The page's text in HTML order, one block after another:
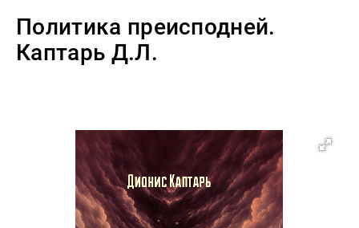
Политика преисподней.
Каптарь Д.Л.
история
Экономика
Учебная
литература
будущего
Публицистика